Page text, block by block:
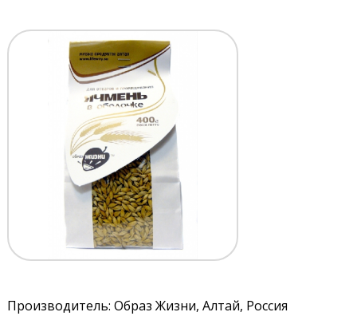
Производитель: Образ Жизни, Алтай, Россия